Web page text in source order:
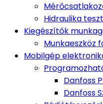
Hidraulika
Kiegészítők
Munkaeszköz
Mobilgép
Danfoss
Danfoss